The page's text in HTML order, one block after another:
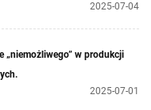
2025-07-04
„niemożliwego” w produkcji
2025-07-01